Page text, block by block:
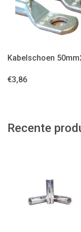
Kabelschoen
€3,86
Recente